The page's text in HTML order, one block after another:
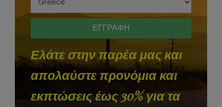
Ελάτε στην παρέα μας και
απολαύστε προνόμια και
εκπτώσεις έως 30% για τα